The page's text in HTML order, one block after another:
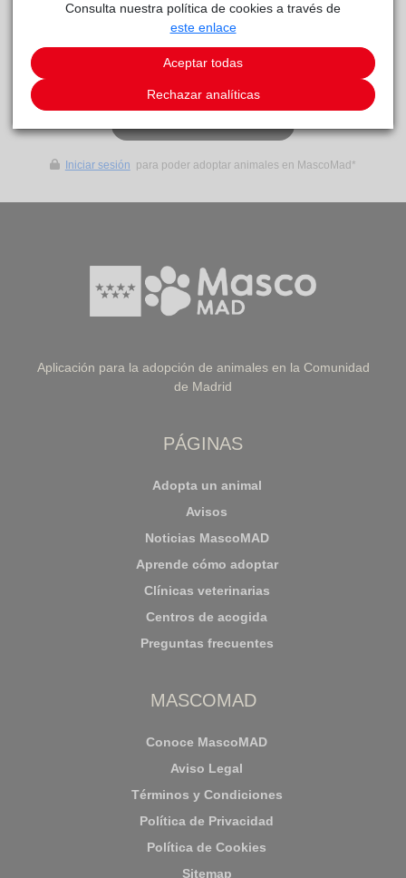
Este animal aún no ha recibido solicitudes de
adopción
Iniciar sesión para poder adoptar animales en MascoMad*
Aplicación para la adopción de animales en la Comunidad
de Madrid
PÁGINAS
Adopta un animal
Avisos
Noticias MascoMAD
Aprende cómo adoptar
Clínicas veterinarias
Centros de acogida
Preguntas frecuentes
MASCOMAD
Conoce MascoMAD
Aviso Legal
Términos y Condiciones
Política de Privacidad
Política de Cookies
Sitemap
Consulta nuestra política de cookies a través de
este enlace
Aceptar todas
Rechazar analíticas